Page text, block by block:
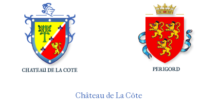
Château de La Côte